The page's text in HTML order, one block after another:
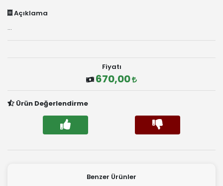
Açıklama
...
Fiyatı
670,00
Ürün Değerlendirme
Benzer Ürünler